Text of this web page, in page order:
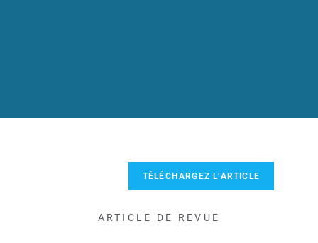
TÉLÉCHARGEZ L’ARTICLE
ARTICLE DE REVUE